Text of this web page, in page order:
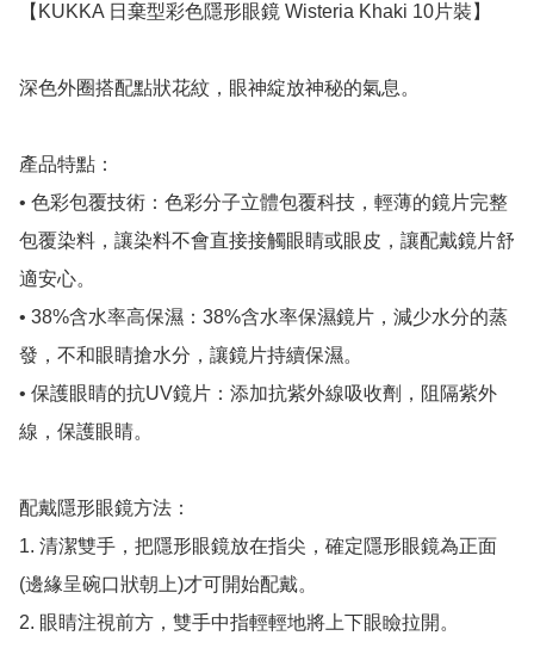
【KUKKA 日棄型彩色隱形眼鏡 Wisteria Khaki 10片裝】
深色外圈搭配點狀花紋，眼神綻放神秘的氣息。
產品特點：
• 色彩包覆技術：色彩分子立體包覆科技，輕薄的鏡片完整
包覆染料，讓染料不會直接接觸眼睛或眼皮，讓配戴鏡片舒
適安心。
• 38%含水率高保濕：38%含水率保濕鏡片，減少水分的蒸
發，不和眼睛搶水分，讓鏡片持續保濕。
• 保護眼睛的抗UV鏡片：添加抗紫外線吸收劑，阻隔紫外
線，保護眼睛。
配戴隱形眼鏡方法：
1. 清潔雙手，把隱形眼鏡放在指尖，確定隱形眼鏡為正面
(邊緣呈碗口狀朝上)才可開始配戴。
2. 眼睛注視前方，雙手中指輕輕地將上下眼瞼拉開。